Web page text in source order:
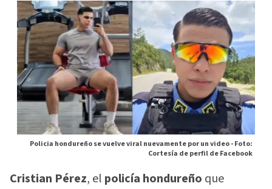
Policia hondureño se vuelve viral nuevamente por un video -Foto:
Cortesía de perfil de Facebook
Cristian Pérez, el policía hondureño que